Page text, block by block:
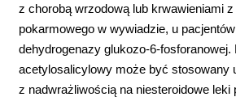
z chorobą wrzodową lub krwawieniami
pokarmowego w wywiadzie, u
dehydrogenazy glukozo-6-fosforanowej.
acetylosalicylowy może być stosowany
z nadwrażliwością na niesteroidowe leki